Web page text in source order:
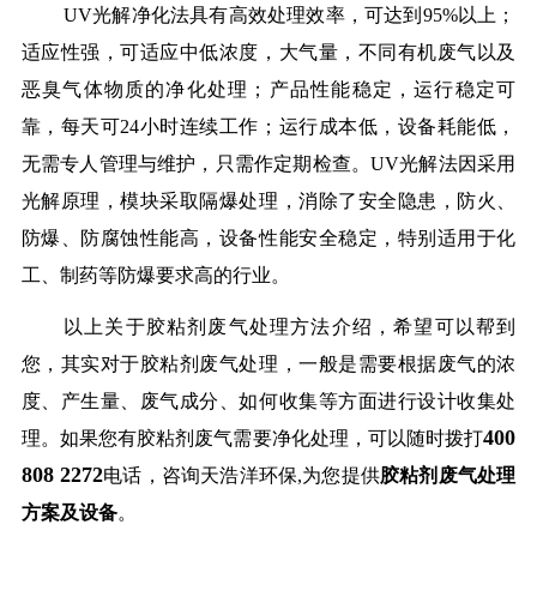
UV光解净化法具有高效处理效率，可达到95%以上；
适应性强，可适应中低浓度，大气量，不同有机废气以及
恶臭气体物质的净化处理；产品性能稳定，运行稳定可
靠，每天可24小时连续工作；运行成本低，设备耗能低，
无需专人管理与维护，只需作定期检查。UV光解法因采用
光解原理，模块采取隔爆处理，消除了安全隐患，防火、
防爆、防腐蚀性能高，设备性能安全稳定，特别适用于化
工、制药等防爆要求高的行业。
以上关于胶粘剂废气处理方法介绍，希望可以帮到
您，其实对于胶粘剂废气处理，一般是需要根据废气的浓
度、产生量、废气成分、如何收集等方面进行设计收集处
理。如果您有胶粘剂废气需要净化处理，可以随时拨打400
808 2272电话，咨询天浩洋环保,为您提供胶粘剂废气处理
方案及设备。